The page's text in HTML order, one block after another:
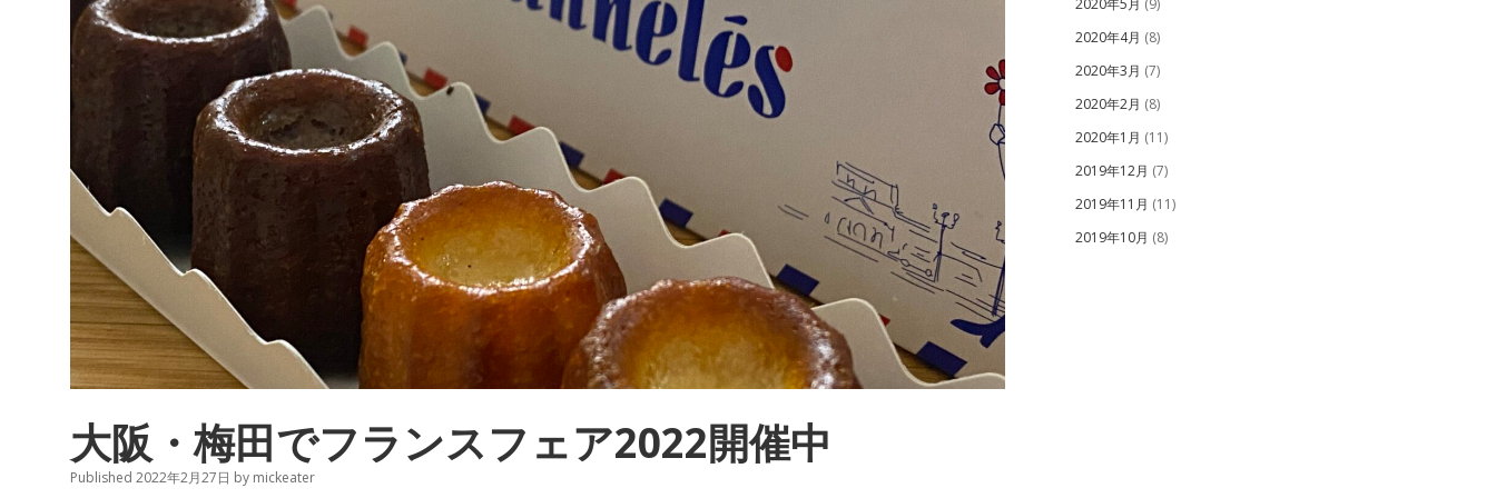
大阪・梅田でフランスフェア2022開催中
Published 2022年2月27日 by mickeater
2020年5月 (9)
2020年4月 (8)
2020年3月 (7)
2020年2月 (8)
2020年1月 (11)
2019年12月 (7)
2019年11月 (11)
2019年10月 (8)